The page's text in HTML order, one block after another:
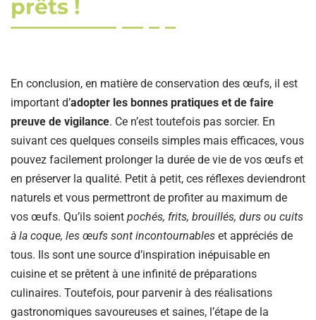
prêts !
En conclusion, en matière de conservation des œufs, il est
important d’adopter les bonnes pratiques et de faire
preuve de vigilance. Ce n’est toutefois pas sorcier. En
suivant ces quelques conseils simples mais efficaces, vous
pouvez facilement prolonger la durée de vie de vos œufs et
en préserver la qualité. Petit à petit, ces réflexes deviendront
naturels et vous permettront de profiter au maximum de
vos œufs. Qu’ils soient pochés, frits, brouillés, durs ou cuits
à la coque, les œufs sont incontournables et appréciés de
tous. Ils sont une source d’inspiration inépuisable en
cuisine et se prêtent à une infinité de préparations
culinaires. Toutefois, pour parvenir à des réalisations
gastronomiques savoureuses et saines, l’étape de la